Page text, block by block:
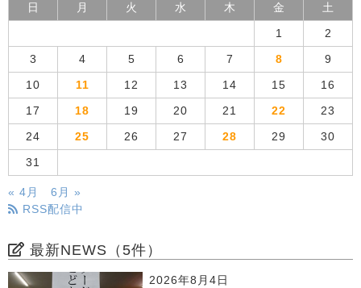
日 月 火 水 木 金 土
1 2
3 4 5 6 7 8 9
10 11 12 13 14 15 16
17 18 19 20 21 22 23
24 25 26 27 28 29 30
31
« 4月
6月 »
RSS配信中
最新NEWS（5件）
2026年8月4日